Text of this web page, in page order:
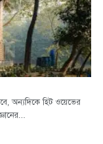
অন্যদিকে হিট ওয়েভের